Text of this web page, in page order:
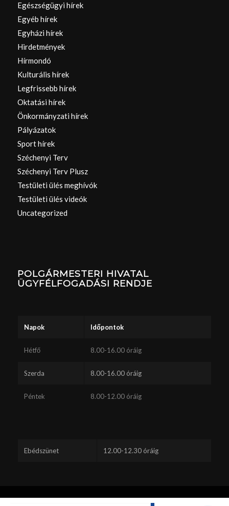
Egészségügyi hírek
Egyéb hírek
Egyházi hírek
Hirdetmények
Hírmondó
Kulturális hírek
Legfrissebb hírek
Oktatási hírek
Önkormányzati hírek
Pályázatok
Sport hírek
Széchenyi Terv
Széchenyi Terv Plusz
Testületi ülés meghívók
Testületi ülés videók
Uncategorized
POLGÁRMESTERI HIVATAL
ÜGYFÉLFOGADÁSI RENDJE
Napok Időpontok
Hétfő 8.00-16.00 óráig
Szerda 8.00-16.00 óráig
Péntek 8.00-12.00 óráig
Ebédszünet 12.00-12.30 óráig
Ez a webhely sütiket használ. A webhely böngészésének folytatásával